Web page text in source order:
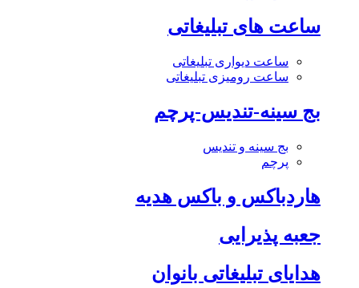
ساعت های تبلیغاتی
ساعت دیواری تبلیغاتی
ساعت رومیزی تبلیغاتی
بج سینه-تندیس-پرچم
بج سینه و تندیس
پرچم
هاردباکس و باکس هدیه
جعبه پذیرایی
هدایای تبلیغاتی بانوان